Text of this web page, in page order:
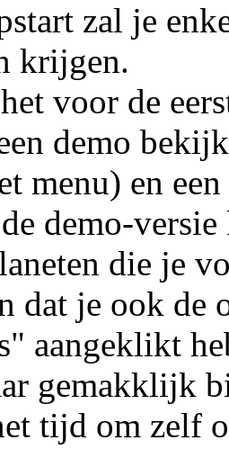
zal je
krijgen.
voor de
demo
menu) en
demo-
die je
dat je ook
aangeklikt
gemakklijk
tijd om zelf